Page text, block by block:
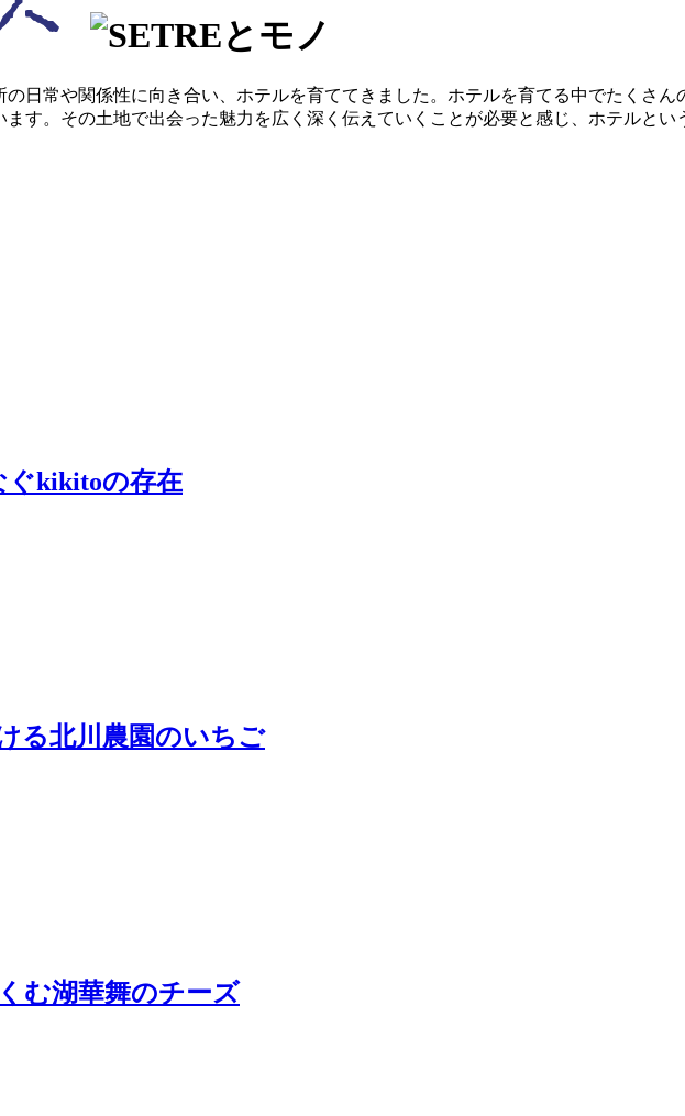
日常や関係性に向き合い、ホテルを育ててきました。ホテルを育てる中でたくさん
す。その土地で出会った魅力を広く深く伝えていくことが必要と感じ、ホテルと
ぐkikitoの存在
る北川農園のいちご
む湖華舞のチーズ